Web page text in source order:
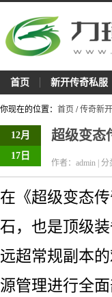
首页 新开传奇私服
你现在的位置： 首页 /传奇新
12月
17日
超级变态
作者：admin | 分
在《超级变态
石，也是顶级
远超常规副本
源管理进行全